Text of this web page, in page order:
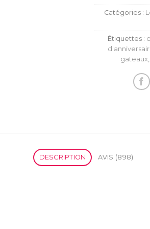
Catégories :
Étiquettes :
gateaux
DESCRIPTION AVIS (898)